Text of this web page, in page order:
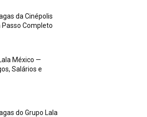
da Cinépolis
Passo Completo
México —
Salários e
do Grupo Lala